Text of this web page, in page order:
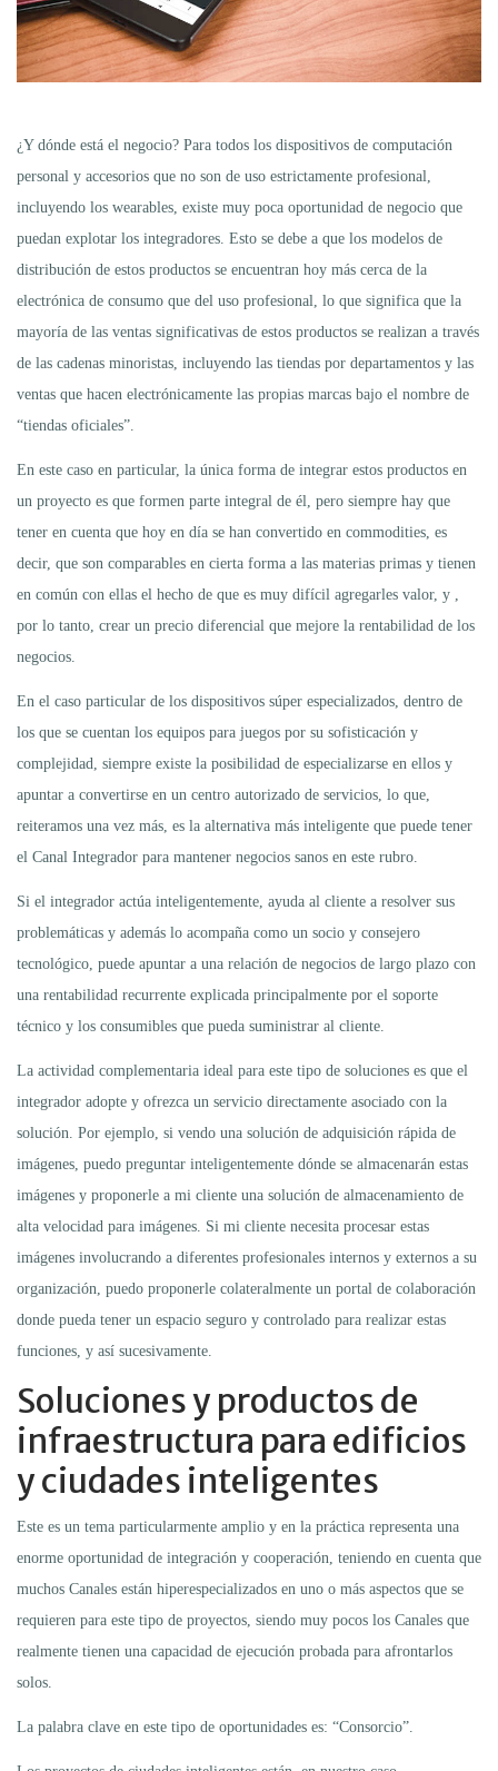
¿Y dónde está el negocio? Para todos los dispositivos de computación
personal y accesorios que no son de uso estrictamente profesional,
incluyendo los wearables, existe muy poca oportunidad de negocio que
puedan explotar los integradores. Esto se debe a que los modelos de
distribución de estos productos se encuentran hoy más cerca de la
electrónica de consumo que del uso profesional, lo que significa que la
mayoría de las ventas significativas de estos productos se realizan a través
de las cadenas minoristas, incluyendo las tiendas por departamentos y las
ventas que hacen electrónicamente las propias marcas bajo el nombre de
“tiendas oficiales”.
En este caso en particular, la única forma de integrar estos productos en
un proyecto es que formen parte integral de él, pero siempre hay que
tener en cuenta que hoy en día se han convertido en commodities, es
decir, que son comparables en cierta forma a las materias primas y tienen
en común con ellas el hecho de que es muy difícil agregarles valor, y ,
por lo tanto, crear un precio diferencial que mejore la rentabilidad de los
negocios.
En el caso particular de los dispositivos súper especializados, dentro de
los que se cuentan los equipos para juegos por su sofisticación y
complejidad, siempre existe la posibilidad de especializarse en ellos y
apuntar a convertirse en un centro autorizado de servicios, lo que,
reiteramos una vez más, es la alternativa más inteligente que puede tener
el Canal Integrador para mantener negocios sanos en este rubro.
Si el integrador actúa inteligentemente, ayuda al cliente a resolver sus
problemáticas y además lo acompaña como un socio y consejero
tecnológico, puede apuntar a una relación de negocios de largo plazo con
una rentabilidad recurrente explicada principalmente por el soporte
técnico y los consumibles que pueda suministrar al cliente.
La actividad complementaria ideal para este tipo de soluciones es que el
integrador adopte y ofrezca un servicio directamente asociado con la
solución. Por ejemplo, si vendo una solución de adquisición rápida de
imágenes, puedo preguntar inteligentemente dónde se almacenarán estas
imágenes y proponerle a mi cliente una solución de almacenamiento de
alta velocidad para imágenes. Si mi cliente necesita procesar estas
imágenes involucrando a diferentes profesionales internos y externos a su
organización, puedo proponerle colateralmente un portal de colaboración
donde pueda tener un espacio seguro y controlado para realizar estas
funciones, y así sucesivamente.
Soluciones y productos de
infraestructura para edificios
y ciudades inteligentes
Este es un tema particularmente amplio y en la práctica representa una
enorme oportunidad de integración y cooperación, teniendo en cuenta que
muchos Canales están hiperespecializados en uno o más aspectos que se
requieren para este tipo de proyectos, siendo muy pocos los Canales que
realmente tienen una capacidad de ejecución probada para afrontarlos
solos.
La palabra clave en este tipo de oportunidades es: “Consorcio”.